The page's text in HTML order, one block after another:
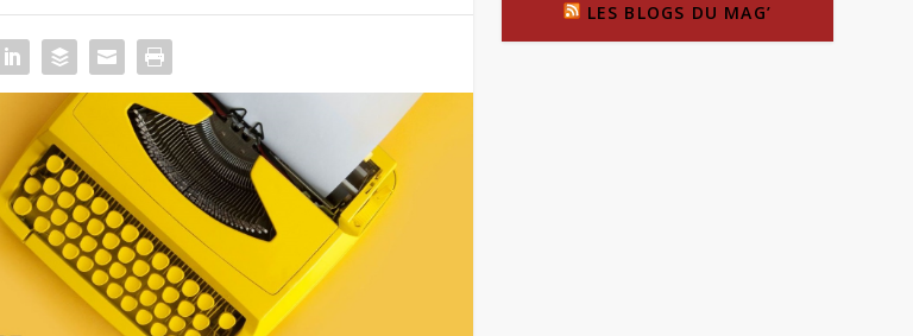
LES BLOGS DU MAG’